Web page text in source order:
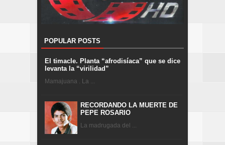
POPULAR POSTS
El timacle. Planta “afrodisíaca” que se dice
levanta la “virilidad”
Mamajuana . La ...
RECORDANDO LA MUERTE DE
PEPE ROSARIO
La madrugada del ...